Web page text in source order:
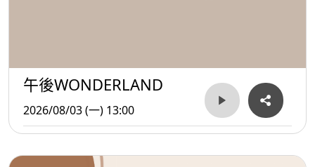
午後WONDERLAND
2026/08/03 (一) 13:00